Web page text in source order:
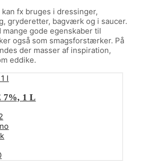
fx bruges i dressinger,
gryderetter, bagværk og i saucer.
mange gode egenskaber til
også som smagsforstærker. På
der masser af inspiration,
eddike.
7%, 1 L